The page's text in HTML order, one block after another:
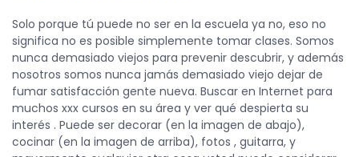
Solo porque tú puede no ser en la escuela ya no, eso no
significa no es posible simplemente tomar clases. Somos
nunca demasiado viejos para prevenir descubrir, y además
nosotros somos nunca jamás demasiado viejo dejar de
fumar satisfacción gente nueva. Buscar en Internet para
muchos xxx cursos en su área y ver qué despierta su
interés . Puede ser decorar (en la imagen de abajo),
cocinar (en la imagen de arriba), fotos , guitarra, y